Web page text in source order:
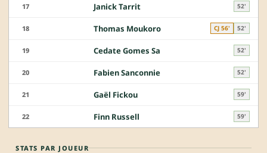
17 Janick Tarrit 52'
18 Thomas Moukoro CJ 56' 52'
19 Cedate Gomes Sa 52'
20 Fabien Sanconnie 52'
21 Gaël Fickou 59'
22 Finn Russell 59'
STATS PAR JOUEUR